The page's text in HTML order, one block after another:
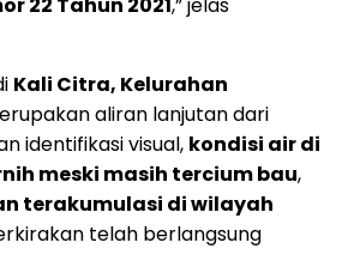
Kali Citra, Kelurahan
aliran lanjutan dari
identifikasi visual, kondisi air di
meski masih tercium bau,
terakumulasi di wilayah
telah berlangsung